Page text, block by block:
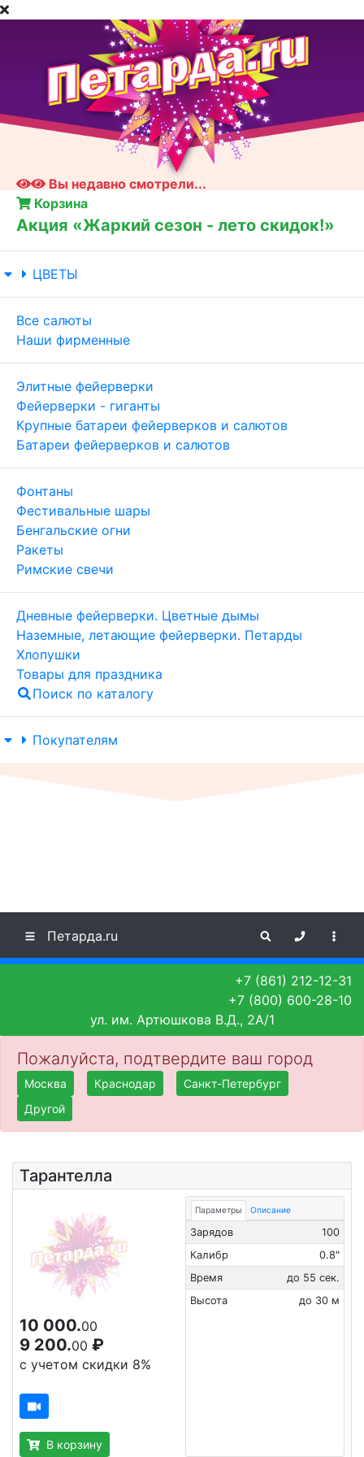
Вы недавно смотрели...
Корзина
Акция «Жаркий сезон - лето скидок!»
ЦВЕТЫ
Все салюты
Наши фирменные
Элитные фейерверки
Фейерверки - гиганты
Крупные батареи фейерверков и салютов
Батареи фейерверков и салютов
Фонтаны
Фестивальные шары
Бенгальские огни
Ракеты
Римские свечи
Дневные фейерверки. Цветные дымы
Наземные, летающие фейерверки. Петарды
Хлопушки
Товары для праздника
Поиск по каталогу
Покупателям
Петарда.ru
+7 (861) 212-12-31
+7 (800) 600-28-10
ул. им. Артюшкова В.Д., 2А/1
Пожалуйста, подтвердите ваш город
Москва Краснодар
Санкт-Петербург
Другой
Тарантелла
10 000.00
9 200.00 ₽
с учетом скидки 8%
В корзину
Параметры Описание
Зарядов
100
Калибр
0.8"
Время
до 55 сек.
Высота
до 30 м